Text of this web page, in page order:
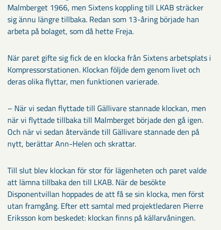
Malmberget 1966, men Sixtens koppling till LKAB sträcker
sig ännu längre tillbaka. Redan som 13-åring började han
arbeta på bolaget, som då hette Freja.
När paret gifte sig fick de en klocka från Sixtens arbetsplats i
Kompressorstationen. Klockan följde dem genom livet och
deras olika flyttar, men funktionen varierade.
– När vi sedan flyttade till Gällivare stannade klockan, men
när vi flyttade tillbaka till Malmberget började den gå igen.
Och när vi sedan återvände till Gällivare stannade den på
nytt, berättar Ann-Helen och skrattar.
Till slut blev klockan för stor för lägenheten och paret valde
att lämna tillbaka den till LKAB. När de besökte
Disponentvillan hoppades de att få se sin klocka, men först
utan framgång. Efter ett samtal med projektledaren Pierre
Eriksson kom beskedet: klockan finns på källarvåningen.